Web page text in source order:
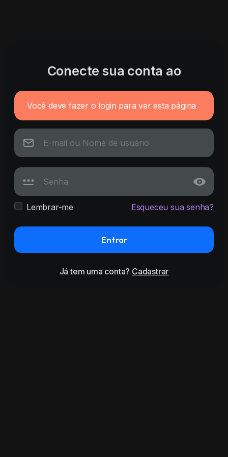
Conecte sua conta ao
Você deve fazer o login para ver esta página
Lembrar-me Esqueceu sua senha?
Entrar
Já tem uma conta? Cadastrar